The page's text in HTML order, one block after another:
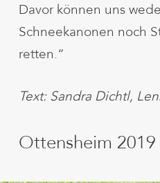
Davor können uns
Schneekanonen noch
retten.“
Text: Sandra Dichtl,
Ottensheim 2019